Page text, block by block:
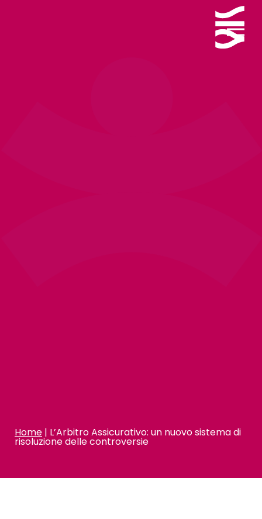
Home | L’Arbitro Assicurativo: un nuovo sistema di
risoluzione delle controversie